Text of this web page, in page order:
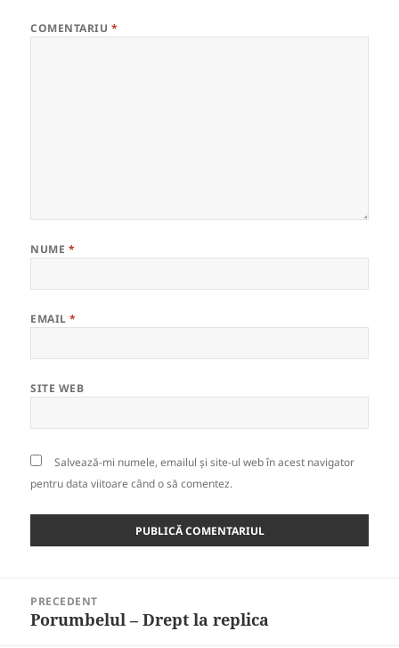
COMENTARIU *
NUME *
EMAIL*
SITE WEB
Salvează-mi numele, emailul și site-ul web în acest navigator
pentru data viitoare când o să comentez.
articole
PRECEDENT
Articolul
Porumbelul – Drept la replica